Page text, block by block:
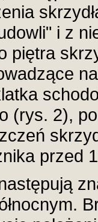
i z
piętra
(rys. 2),
przed